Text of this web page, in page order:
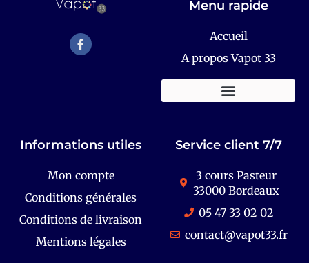
Menu rapide
Accueil
A propos Vapot 33
Informations utiles
Mon compte
Conditions générales
Conditions de livraison
Mentions légales
Service client 7/7
3 cours Pasteur
33000 Bordeaux
05 47 33 02 02
contact@vapot33.fr